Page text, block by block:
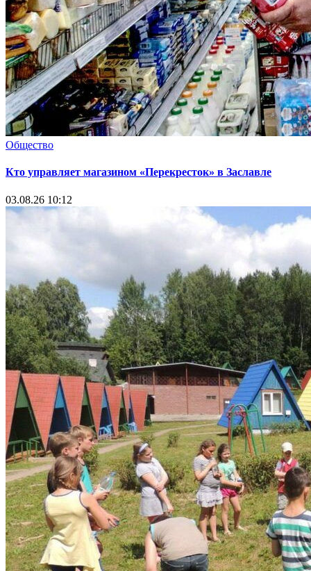
Общество
Кто управляет магазином «Перекресток» в Заславле
03.08.26 10:12